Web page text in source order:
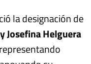
la designación de
Josefina Helguera